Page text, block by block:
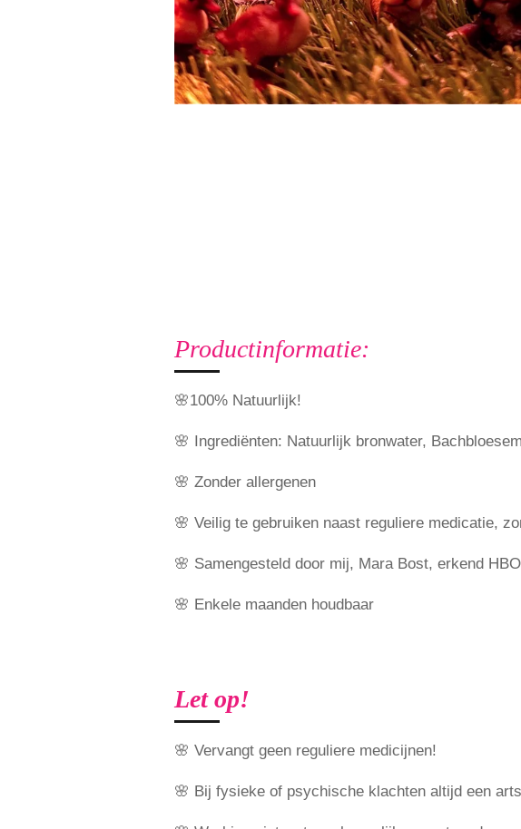
Productinformatie:
🌸100% Natuurlijk!
🌸 Ingrediënten: Natuurlijk bronwater,
🌸 Zonder allergenen
🌸 Veilig te gebruiken naast reguliere medicatie,
🌸 Samengesteld door mij, Mara Bost, erkend
🌸 Enkele maanden houdbaar
Let op!
🌸 Vervangt geen reguliere medicijnen!
🌸 Bij fysieke of psychische klachten altijd een